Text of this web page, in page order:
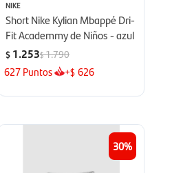
NIKE
Short Nike Kylian Mbappé Dri-
Fit Academmy de Niños - azul
$ 1.253$1.790
627Puntos +$ 626
30